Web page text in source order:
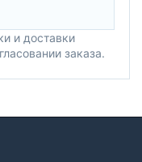
и доставки
заказа.